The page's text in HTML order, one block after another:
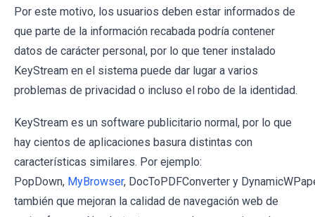
Por este motivo, los usuarios deben estar informados de
que parte de la información recabada podría contener
datos de carácter personal, por lo que tener instalado
KeyStream en el sistema puede dar lugar a varios
problemas de privacidad o incluso el robo de la identidad.
KeyStream es un software publicitario normal, por lo que
hay cientos de aplicaciones basura distintas con
características similares. Por ejemplo:
PopDown, MyBrowser, DocToPDFConverter y
también que mejoran la calidad de navegación web de